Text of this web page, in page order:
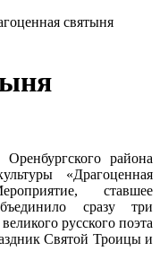
святыня
района
«Драгоценная
ставшее
сразу три
русского поэта
Святой Троицы и